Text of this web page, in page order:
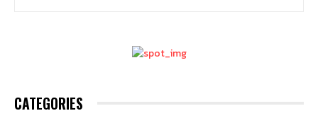
CATEGORIES